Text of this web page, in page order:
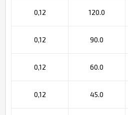
0,12 120.0
0,12 90.0
0,12 60.0
0,12 45.0